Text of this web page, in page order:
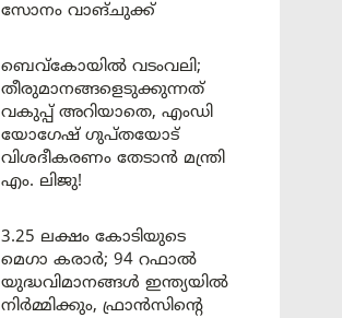
സോനം വാങ്‌ചുക്ക്
ബെവ്കോയിൽ വടംവലി;
തീരുമാനങ്ങളെടുക്കുന്നത്
വകുപ്പ് അറിയാതെ, എംഡി
യോഗേഷ് ഗുപ്തയോട്
വിശദീകരണം തേടാൻ മന്ത്രി
എം. ലിജു!
3.25 ലക്ഷം കോടിയുടെ
മെഗാ കരാർ; 94 റഫാൽ
യുദ്ധവിമാനങ്ങൾ ഇന്ത്യയിൽ
നിർമ്മിക്കും, ഫ്രാൻസിന്റെ